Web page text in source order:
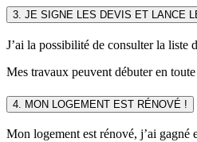
3. JE SIGNE LES DEVIS ET LANCE
J’ai la possibilité de consulter la liste
Mes travaux peuvent débuter en
4. MON LOGEMENT EST RÉNOVÉ !
Mon logement est rénové, j’ai